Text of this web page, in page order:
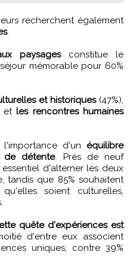
.
paysagesconstitue le
mémorable pour 60%
et historiques(47%),
etles rencontres humaines
l'importance d'un équilibre
de détente. Près de neuf
d'alterner les deux
tandis que 85% souhaitent
soient culturelles,
quête d'expériences est
d'entre eux associent
uniques, contre 39%